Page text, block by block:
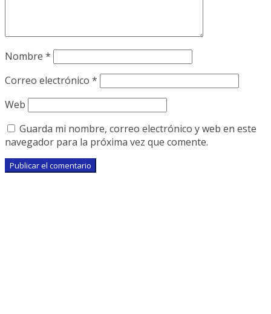
Nombre *
Correo electrónico *
Web
Guarda mi nombre, correo electrónico y web en este
navegador para la próxima vez que comente.